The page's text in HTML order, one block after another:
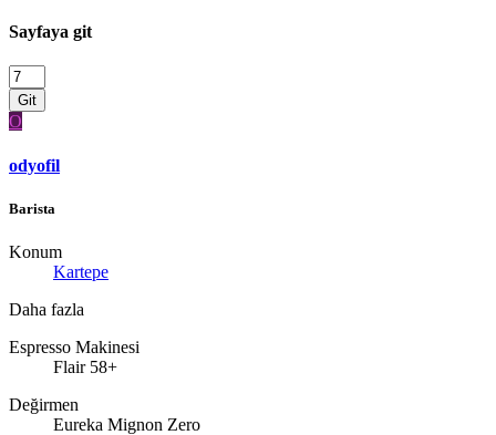
Sayfaya git
Git
O
odyofil
Barista
Konum
Kartepe
Daha fazla
Espresso Makinesi
Flair 58+
Değirmen
Eureka Mignon Zero